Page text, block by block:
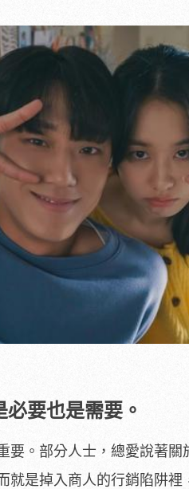
要也是需要。
要。部分人士，總愛說著
就是掉入商人的行銷陷阱